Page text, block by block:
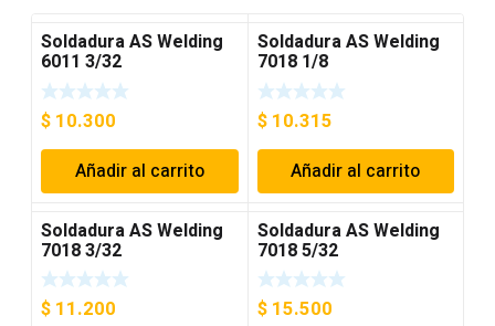
Soldadura AS Welding
6011 3/32
$ 10.300
Añadir al carrito
Soldadura AS Welding
7018 1/8
$10.315
Añadir al carrito
Soldadura AS Welding
7018 3/32
$ 11.200
Soldadura AS Welding
7018 5/32
$15.500